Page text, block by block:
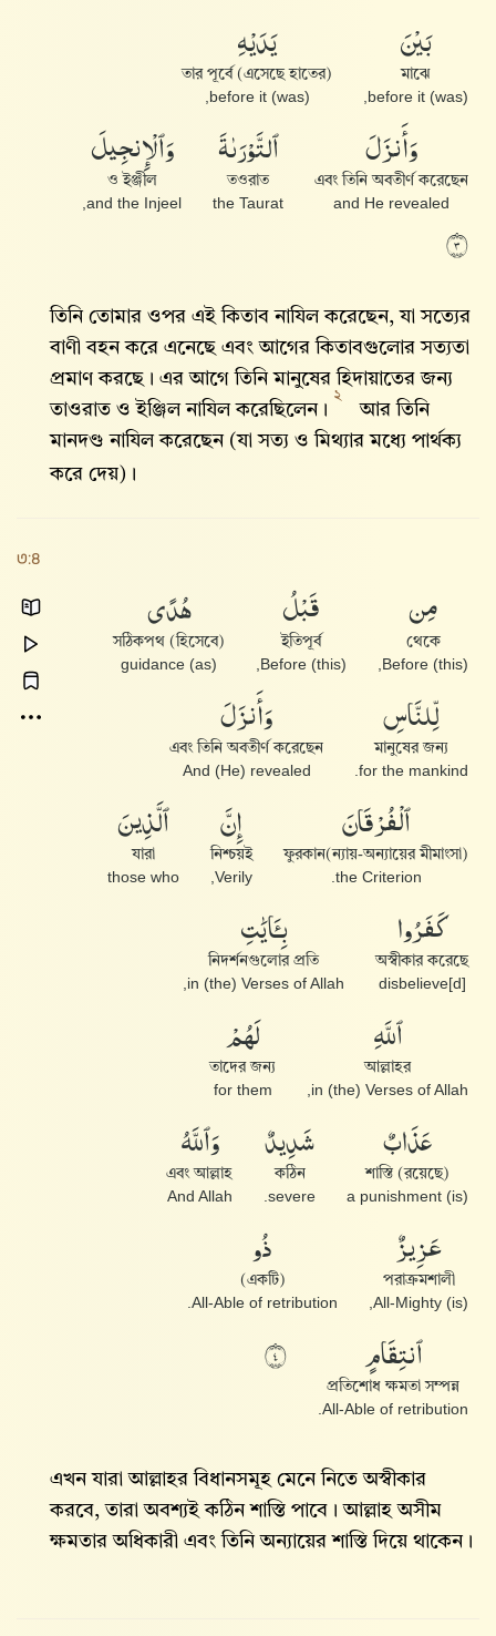
بَيْنَ
মাঝে
(was) before it,
يَدَيْهِ
(এসেছে হাতের) তার পূর্বে
(was) before it,
وَأَنزَلَ
এবং তিনি অবতীর্ণ করেছেন
and He revealed
ٱلتَّوْرَىٰةَ
তওরাত
the Taurat
وَٱلْإِنجِيلَ
ও ইঞ্জীল
and the Injeel,
٣
তিনি তোমার ওপর এই কিতাব নাযিল করেছেন, যা সত্যের
বাণী বহন করে এনেছে এবং আগের কিতাবগুলোর সত্যতা
প্রমাণ করছে। এর আগে তিনি মানুষের হিদায়াতের জন্য
তাওরাত ও ইঞ্জিল নাযিল করেছিলেন।
২
আর তিনি
মানদণ্ড নাযিল করেছেন (যা সত্য ও মিথ্যার মধ্যে পার্থক্য
করে দেয়)।
৩:৪
مِن
থেকে
Before (this),
قَبْلُ
ইতিপূর্ব
Before (this),
هُدًى
সঠিকপথ (হিসেবে)
(as) guidance
لِّلنَّاسِ
মানুষের জন্য
for the mankind.
وَأَنزَلَ
এবং তিনি অবতীর্ণ করেছেন
And (He) revealed
ٱلْفُرْقَانَ
ফুরকান(ন্যায়-অন্যায়ের মীমাংসা)
the Criterion.
إِنَّ
নিশ্চয়ই
Verily,
ٱلَّذِينَ
যারা
those who
كَفَرُوا۟
অস্বীকার করেছে
disbelieve[d]
بِـَٔايَٰتِ
নিদর্শনগুলোর প্রতি
in (the) Verses of Allah,
ٱللَّهِ
আল্লাহর
in (the) Verses of Allah,
لَهُمْ
তাদের জন্য
for them
عَذَابٌ
শাস্তি (রয়েছে)
(is) a punishment
شَدِيدٌ
কঠিন
severe.
وَٱللَّهُ
এবং আল্লাহ
And Allah
عَزِيزٌ
পরাক্রমশালী
(is) All-Mighty,
ذُو
(একটি)
All-Able of retribution.
ٱنتِقَامٍ
প্রতিশোধ ক্ষমতা সম্পন্ন
All-Able of retribution.
٤
এখন যারা আল্লাহ‌র বিধানসমূহ মেনে নিতে অস্বীকার
করবে, তারা অবশ্যই কঠিন শাস্তি পাবে। আল্লাহ‌ অসীম
ক্ষমতার অধিকারী এবং তিনি অন্যায়ের শাস্তি দিয়ে থাকেন।